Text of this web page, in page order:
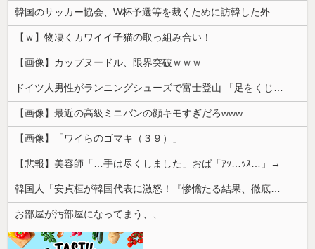
韓国のサッカー協会、W杯予選等を裁くために訪韓した外国人審判を「性接待」していた……大して強くもないチームが潤沢な予算を持ってりゃそうなるわな
【ｗ】物凄くカワイイ子猫の取っ組み合い！
【画像】カップヌードル、限界突破ｗｗｗ
ドイツ人男性がランニングシューズで富士登山 「足をくじいて動けない」
【画像】最近の高級ミニバンの顔キモすぎだろwww
【画像】「ワイらのゴマキ（３９）」
【悲報】美容師「…手は尽くしました」おば「ｱｯ…ｯｽ…」→
韓国人「安貞桓が韓国代表に激怒！『惨憺たる結果、徹底的な刷新が必要だ』と監督や協会を痛烈批判」
お部屋が汚部屋になってまう、、